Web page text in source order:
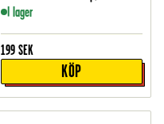
I lager
199 SEK
KÖP